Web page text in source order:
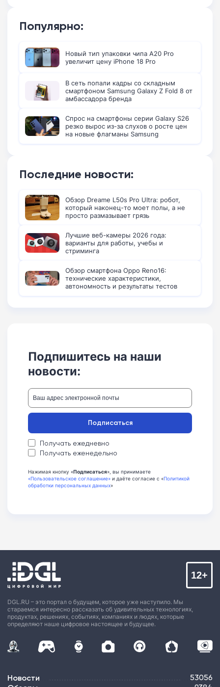
Популярно:
Новый тип упаковки чипа A20 Pro
увеличит цену iPhone 18 Pro
В сеть попали кадры со складным
смартфоном Samsung Galaxy Z Fold 8 от
амбассадора бренда
Спрос на смартфоны серии Galaxy S26
резко вырос из-за слухов о росте цен
на новые флагманы Samsung
Последние новости:
Обзор Dreame L50s Pro Ultra: робот,
который наконец-то моет полы, а не
просто размазывает грязь
Лучшие веб-камеры 2026 года:
варианты для работы, учебы и
стриминга
Обзор смартфона Oppo Reno16:
технические характеристики,
автономность и результаты тестов
Подпишитесь на наши
новости:
Получать ежедневно
Получать еженедельно
Подписаться
Нажимая кнопку «Подписаться», вы принимаете
«Пользовательское соглашение» и даёте согласие с «Политикой
обработки персональных данных»
DGL.RU – это портал о будущем, которое уже наступило. Мы
стараемся интересно рассказать об удивительных технологиях,
продуктах, решениях, событиях, компаниях и людях, которые
определяют наше цифровое настоящее и будущее.
12+
Новости 53056